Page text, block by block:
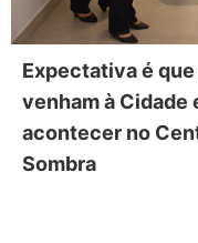
Expectativa é
venham à Cidade
acontecer no
Sombra